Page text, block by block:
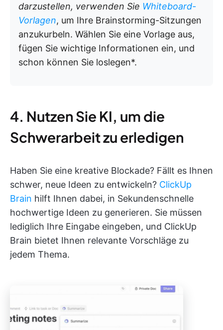
darzustellen, verwenden Sie Whiteboard-
Vorlagen, um Ihre Brainstorming-Sitzungen
anzukurbeln. Wählen Sie eine Vorlage aus,
fügen Sie wichtige Informationen ein, und
schon können Sie loslegen*.
4. Nutzen Sie KI, um die
Schwerarbeit zu erledigen
Haben Sie eine kreative Blockade? Fällt es Ihnen
schwer, neue Ideen zu entwickeln? ClickUp
Brain hilft Ihnen dabei, in Sekundenschnelle
hochwertige Ideen zu generieren. Sie müssen
lediglich Ihre Eingabe eingeben, und ClickUp
Brain bietet Ihnen relevante Vorschläge zu
jedem Thema.